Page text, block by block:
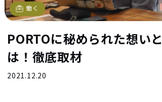
働く
PORTOに秘められた想いと
は！徹底取材
2021.12.20